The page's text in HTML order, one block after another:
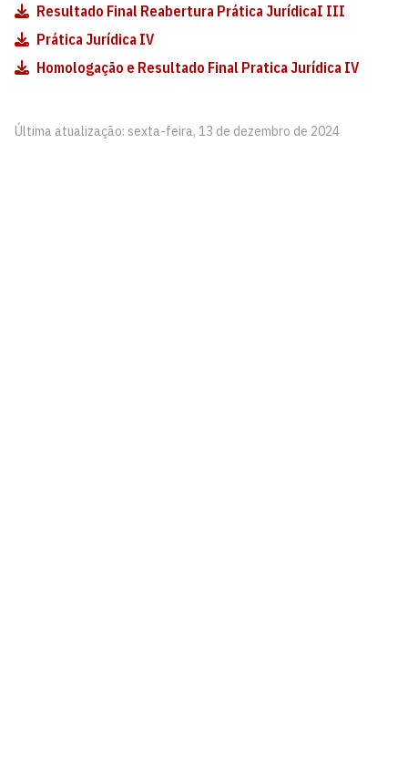
Resultado Final Reabertura Prática JurídicaI III
Prática Jurídica IV
Homologação e Resultado Final Pratica Jurídica IV
Última atualização: sexta-feira, 13 de dezembro de 2024